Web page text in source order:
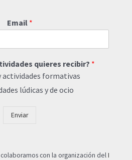
Email *
quieres recibir? *
actividades formativas
lúdicas y de ocio
Enviar
colaboramos con la organización delI